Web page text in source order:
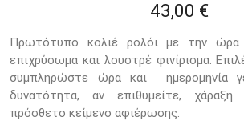
43,00 €
Πρωτότυπο κολιέ ρολόι με την ώρα
επιχρύσωμα και λουστρέ φινίρισμα.
συμπληρώστε ώρα και ημερομηνία
δυνατότητα, αν επιθυμείτε,
πρόσθετο κείμενο αφιέρωσης.